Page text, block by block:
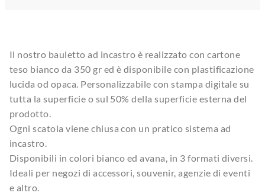
Il nostro bauletto ad incastro è realizzato con cartone
teso bianco da 350 gr ed è disponibile con plastificazione
lucida od opaca. Personalizzabile con stampa digitale su
tutta la superficie o sul 50% della superficie esterna del
prodotto.
Ogni scatola viene chiusa con un pratico sistema ad
incastro.
Disponibili in colori bianco ed avana, in 3 formati diversi.
Ideali per negozi di accessori, souvenir, agenzie di eventi
e altro.